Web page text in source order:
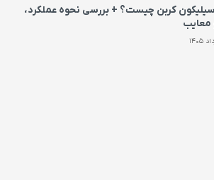
سیلیکون کربن چیست؟ + بررسی نحوه عملکرد،
معایب